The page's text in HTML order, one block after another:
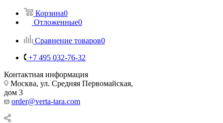
Корзина0
Отложенные0
Сравнение товаров0
+7 495 032-76-32
Контактная информация
Москва, ул. Средняя Первомайская,
дом 3
order@verta-tara.com